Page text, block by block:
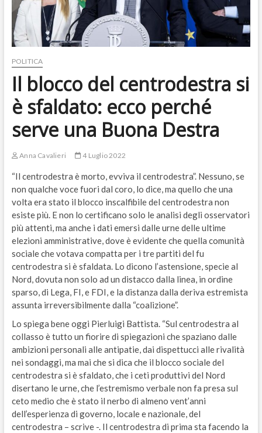
POLITICA
Il blocco del centrodestra si
è sfaldato: ecco perché
serve una Buona Destra
Anna Cavalieri 4 Luglio 2022
“Il centrodestra è morto, evviva il centrodestra”. Nessuno, se
non qualche voce fuori dal coro, lo dice, ma quello che una
volta era stato il blocco inscalfibile del centrodestra non
esiste più. E non lo certificano solo le analisi degli osservatori
più attenti, ma anche i dati emersi dalle urne delle ultime
elezioni amministrative, dove è evidente che quella comunità
sociale che votava compatta per i tre partiti del fu
centrodestra si è sfaldata. Lo dicono l’astensione, specie al
Nord, dovuta non solo ad un distacco dalla linea, in ordine
sparso, di Lega, FI, e FDI, e la distanza dalla deriva estremista
assunta irreversibilmente dalla “coalizione”.
Lo spiega bene oggi Pierluigi Battista. “Sul centrodestra al
collasso è tutto un fiorire di spiegazioni che spaziano dalle
ambizioni personali alle antipatie, dai dispettucci alle rivalità
nei sondaggi, ma mai che si dica che il blocco sociale del
centrodestra si è sfaldato, che i ceti produttivi del Nord
disertano le urne, che l’estremismo verbale non fa presa sul
ceto medio che è stato il nerbo di almeno vent’anni
dell’esperienza di governo, locale e nazionale, del
centrodestra – scrive -. Il centrodestra di prima sta facendo la